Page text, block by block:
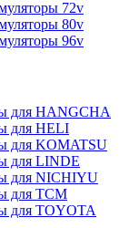
72v
80v
96v
для HANGCHA
для HELI
для KOMATSU
для LINDE
для NICHIYU
для TCM
для TOYOTA